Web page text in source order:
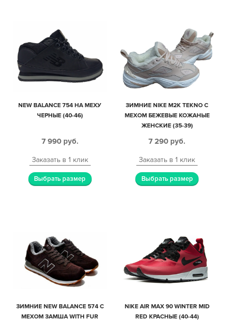
NEW BALANCE 754 НА МЕХУ
ЧЕРНЫЕ (40-46)
7 990 руб.
Заказать в 1 клик
Выбрать размер
ЗИМНИЕ NIKE M2K TEKNO С
МЕХОМ БЕЖЕВЫЕ КОЖАНЫЕ
ЖЕНСКИЕ (35-39)
7 290 руб.
Заказать в 1 клик
Выбрать размер
ЗИМНИЕ NEW BALANCE 574 С
МЕХОМ ЗАМША WITH FUR
NIKE AIR MAX 90 WINTER MID
RED КРАСНЫЕ (40-44)